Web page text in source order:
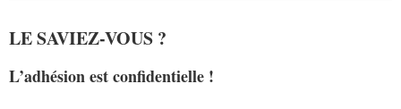
LE SAVIEZ-VOUS ?
L’adhésion est confidentielle !